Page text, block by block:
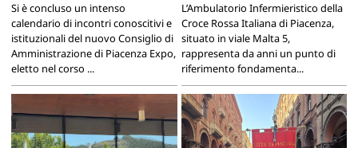
Si è concluso un intenso
calendario di incontri conoscitivi e
istituzionali del nuovo Consiglio di
Amministrazione di Piacenza Expo,
eletto nel corso ...
L’Ambulatorio Infermieristico della
Croce Rossa Italiana di Piacenza,
situato in viale Malta 5,
rappresenta da anni un punto di
riferimento fondamenta...